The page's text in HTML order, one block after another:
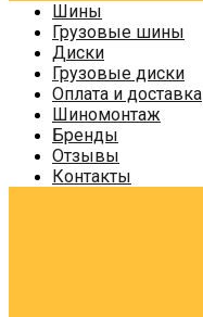
Шины
Грузовые шины
Диски
Грузовые диски
Оплата и доставка
Шиномонтаж
Бренды
Отзывы
Контакты